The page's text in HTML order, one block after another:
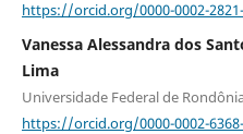
https://orcid.org/0000-0002-
Vanessa Alessandra dos
Lima
Universidade Federal de
https://orcid.org/0000-0002-